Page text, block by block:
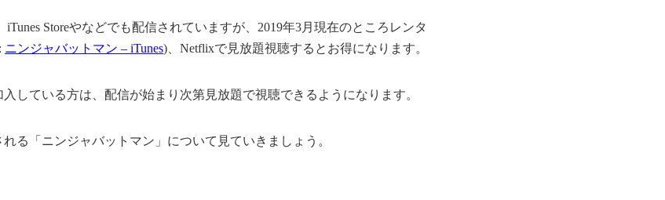
iTunes Storeやなどでも配信されていますが、2019年3月現在のところレンタ
ニンジャバットマン – iTunes)、Netflixで見放題視聴するとお得になります。
している方は、配信が始まり次第見放題で視聴できるようになります。
る「ニンジャバットマン」について見ていきましょう。